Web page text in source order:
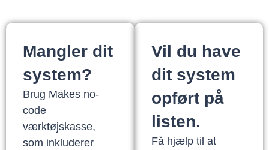
Mangler dit
system?
Brug Makes no-
code
værktøjskasse,
som inkluderer
Vil du have
dit system
opført på
listen.
Få hjælp til at